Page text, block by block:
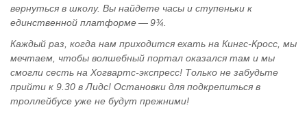
вернуться в школу. Вы найдете часы и ступеньки к
единственной платформе — 9¾.
Каждый раз, когда нам приходится ехать на Кингс-Кросс, мы
мечтаем, чтобы волшебный портал оказался там и мы
смогли сесть на Хогвартс-экспресс! Только не забудьте
прийти к 9.30 в Лидс! Остановки для подкрепиться в
троллейбусе уже не будут прежними!